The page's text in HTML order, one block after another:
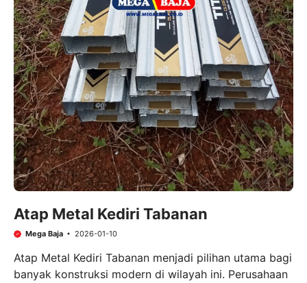
Atap Metal Kediri Tabanan
Mega Baja 2026-01-10
Atap Metal Kediri Tabanan menjadi pilihan utama bagi
banyak konstruksi modern di wilayah ini. Perusahaan